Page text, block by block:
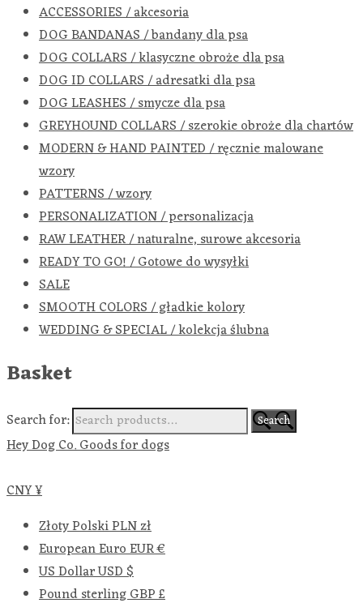
ACCESSORIES / akcesoria
DOG BANDANAS / bandany dla psa
DOG COLLARS / klasyczne obroże dla psa
DOG ID COLLARS / adresatki dla psa
DOG LEASHES / smycze dla psa
GREYHOUND COLLARS / szerokie obroże dla chartów
MODERN & HAND PAINTED / ręcznie malowane
wzory
PATTERNS / wzory
PERSONALIZATION / personalizacja
RAW LEATHER / naturalne, surowe akcesoria
READY TO GO! / Gotowe do wysyłki
SALE
SMOOTH COLORS / gładkie kolory
WEDDING & SPECIAL / kolekcja ślubna
Basket
Search for: Search
Hey Dog Co. Goods for dogs
CNY ¥
Złoty PolskiPLN zł
European EuroEUR €
US DollarUSD $
Pound sterlingGBP £